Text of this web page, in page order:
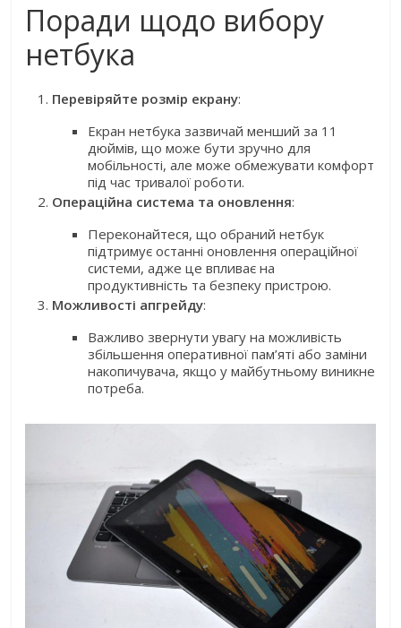
Поради щодо вибору
нетбука
Перевіряйте розмір екрану:
Екран нетбука зазвичай менший за 11
дюймів, що може бути зручно для
мобільності, але може обмежувати комфорт
під час тривалої роботи.
Операційна система та оновлення:
Переконайтеся, що обраний нетбук
підтримує останні оновлення операційної
системи, адже це впливає на
продуктивність та безпеку пристрою.
Можливості апгрейду:
Важливо звернути увагу на можливість
збільшення оперативної пам’яті або заміни
накопичувача, якщо у майбутньому виникне
потреба.